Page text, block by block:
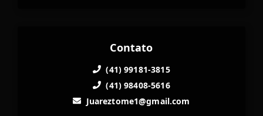
Contato
(41) 99181-3815
(41) 98408-5616
Juareztome1@gmail.com